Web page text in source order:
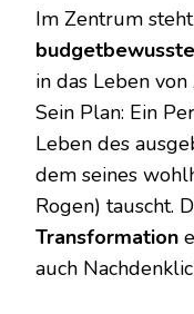
Im Zentrum
in das Leben
Sein Plan: Ein
Leben des
dem seines
Rogen) tauscht.
Transformation
auch